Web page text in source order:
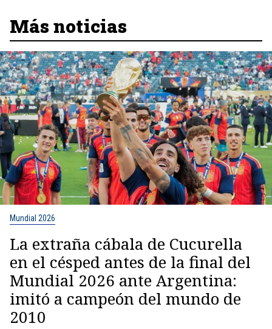
Más noticias
Mundial 2026
La extraña cábala de Cucurella
en el césped antes de la final del
Mundial 2026 ante Argentina:
imitó a campeón del mundo de
2010